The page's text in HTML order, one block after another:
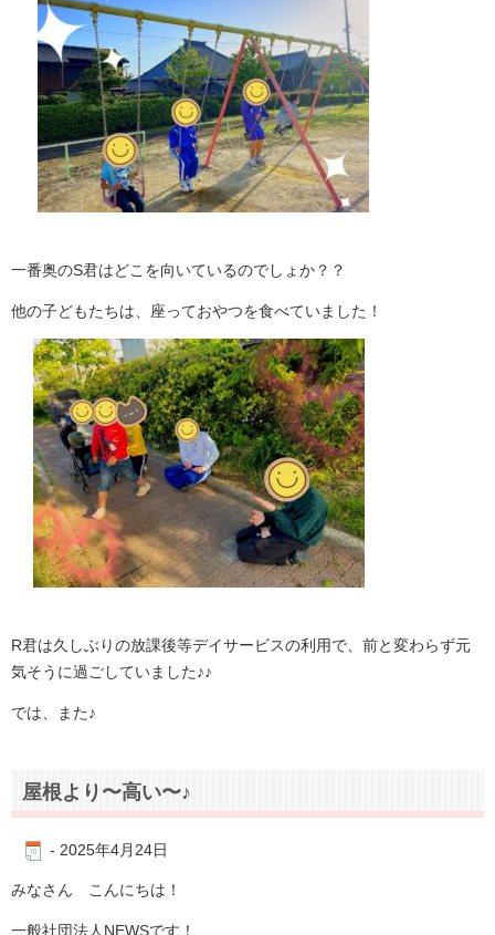
一番奥のS君はどこを向いているのでしょか？？
他の子どもたちは、座っておやつを食べていました！
R君は久しぶりの放課後等デイサービスの利用で、前と変わらず元
気そうに過ごしていました♪♪
では、また♪
屋根より〜高い〜♪
- 2025年4月24日
みなさん こんにちは！
一般社団法人NEWSです！